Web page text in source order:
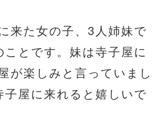
来た女の子、3人姉妹で
とです。妹は寺子屋に
が楽しみと言っていまし
屋に来れると嬉しいで